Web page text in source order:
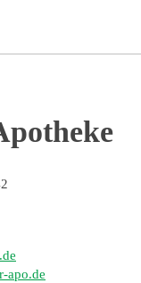
apo.de